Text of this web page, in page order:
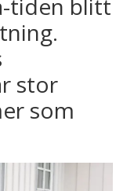
stor
som